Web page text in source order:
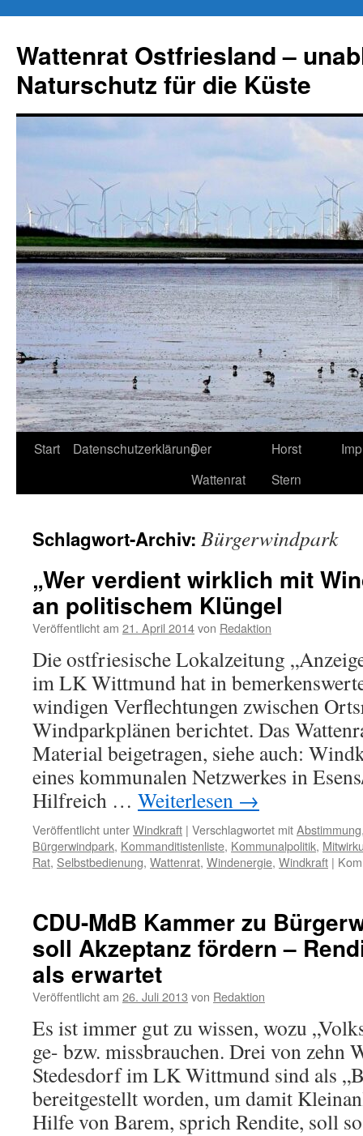
springen
Wattenrat Ostfriesland –
Naturschutz für die Küste
Start DatenschutzerklärungDer
Wattenrat
Horst
Stern
Schlagwort-Archiv: Bürgerwindpark
„Wer verdient wirklich mit
an politischem Klüngel
Veröffentlicht am 21. April 2014von Redaktion
Die ostfriesische Lokalzeitung
im LK Wittmund hat in
windigen Verflechtungen zwischen
Windparkplänen berichtet. Das
Material beigetragen, siehe auch:
eines kommunalen Netzwerkes in
Hilfreich … Weiterlesen →
Veröffentlicht unterWindkraft | Verschlagwortet mitAbstimmung
Bürgerwindpark, Kommanditistenliste, Kommunalpolitik,
Rat, Selbstbedienung, Wattenrat, Windenergie, Windkraft |
CDU-MdB Kammer zu
soll Akzeptanz fördern –
als erwartet
Veröffentlicht am 26. Juli 2013 von Redaktion
Es ist immer gut zu wissen, wozu
ge- bzw. missbrauchen. Drei von zehn
Stedesdorf im LK Wittmund sind als
bereitgestellt worden, um damit
Hilfe von Barem, sprich Rendite, soll